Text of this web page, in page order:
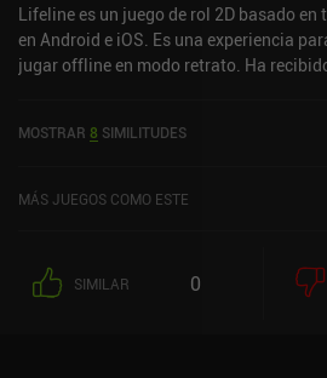
Lifeline es un juego de rol 2D basado
en Android e iOS. Es una experiencia
jugar offline en modo retrato. Ha
y de 4,7 sobre 5,0 en la App Store de iOS.
MOSTRAR 8 SIMILITUDES
MÁS JUEGOS COMO ESTE
SIMILAR 0